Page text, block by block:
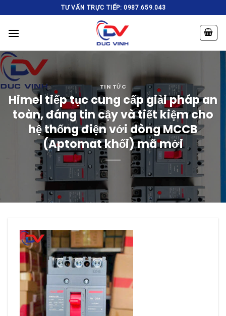
to
content
TƯ VẤN TRỰC TIẾP: 0987.659.043
TIN TỨC
Himel tiếp tục cung cấp giải pháp an
toàn, đáng tin cậy và tiết kiệm cho
hệ thống điện với dòng MCCB
(Aptomat khối) mã mới